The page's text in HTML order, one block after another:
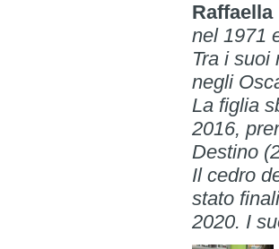
nel 1971
Tra i suoi
negli
La figlia
2016,
Destino
Il cedro
stato
2020. I